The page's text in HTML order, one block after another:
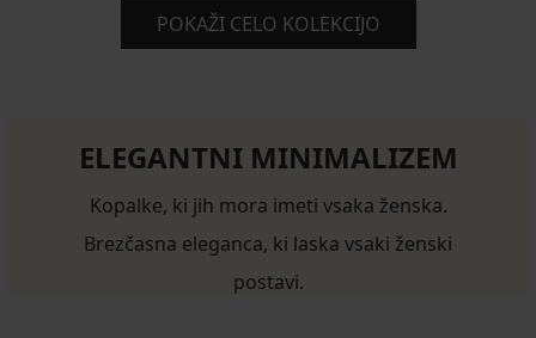
POKAŽI CELO KOLEKCIJO
ELEGANTNI MINIMALIZEM
Kopalke, ki jih mora imeti vsaka ženska.
Brezčasna eleganca, ki laska vsaki ženski
postavi.